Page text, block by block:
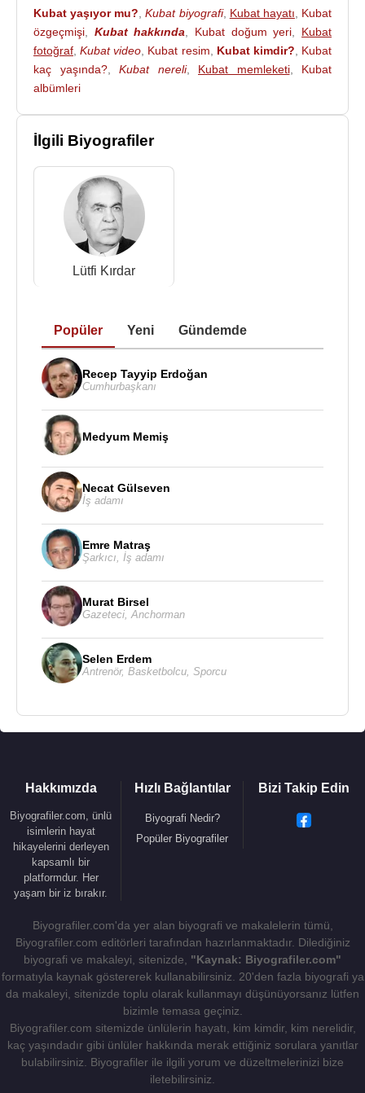
Kubat yaşıyor mu? ,Kubat biyografi, Kubat hayatı
Kubat
özgeçmişi
Kubat hakkında Kubat doğum yeri
Kubat
fotoğraf ,Kubat video Kubat resim Kubat kimdir?
Kubat
kaç yaşında?, Kubat nereli, Kubat memleketi, Kubat
albümleri
İlgili Biyografiler
Lütfi Kırdar
Popüler Yeni Gündemde
Recep Tayyip Erdoğan
Cumhurbaşkanı
Medyum Memiş
Necat Gülseven
İş adamı
Emre Matraş
Şarkıcı İş adamı
Murat Birsel
Gazeteci Anchorman
Selen Erdem
Antrenör, Basketbolcu Sporcu
Hakkımızda
Biyografiler.com, ünlü
isimlerin hayat
hikayelerini derleyen
kapsamlı bir
platformdur. Her
yaşam bir iz bırakır.
Hızlı Bağlantılar
Biyografi Nedir?
Popüler Biyografiler
Bizi Takip Edin
Biyografiler.com'da yer alan biyografi ve makalelerin tümü,
Biyografiler.com editörleri tarafından hazırlanmaktadır. Dilediğiniz
biyografi ve makaleyi, sitenizde, "Kaynak: Biyografiler.com"
formatıyla kaynak göstererek kullanabilirsiniz. 20'den fazla biyografi ya
da makaleyi, sitenizde toplu olarak kullanmayı düşünüyorsanız lütfen
bizimle temasa geçiniz.
Biyografiler.com sitemizde ünlülerin hayatı, kim kimdir, kim nerelidir,
kaç yaşındadır gibi ünlüler hakkında merak ettiğiniz sorulara yanıtlar
bulabilirsiniz. Biyografiler ile ilgili yorum ve düzeltmelerinizi bize
iletebilirsiniz.